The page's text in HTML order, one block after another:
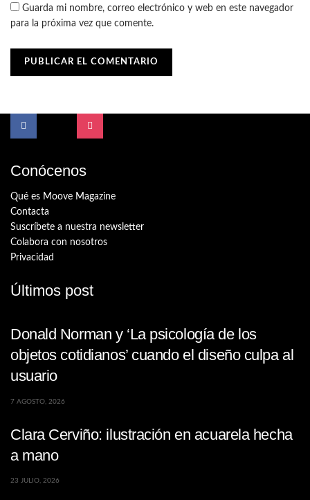
Guarda mi nombre, correo electrónico y web en este navegador
para la próxima vez que comente.
Conócenos
Qué es Moove Magazine
Contacta
Suscríbete a nuestra newsletter
Colabora con nosotros
Privacidad
Últimos post
Donald Norman y ‘La psicología de los
objetos cotidianos’ cuando el diseño culpa al
usuario
7 AGOSTO, 2026
Clara Cerviño: ilustración en acuarela hecha
a mano
23 JULIO, 2026